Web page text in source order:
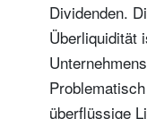
Dividenden.
Überliquidität
überflüssige
Newsletter
Email